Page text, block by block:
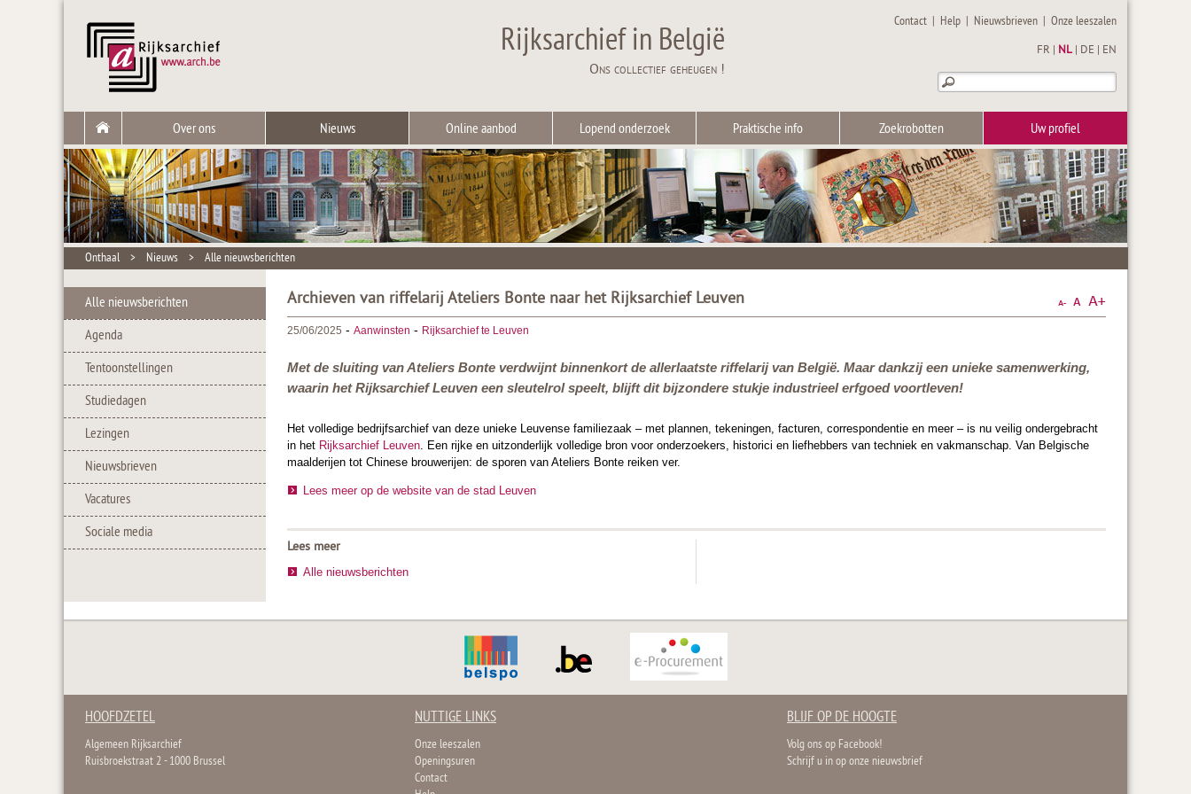
Rijksarchief in België
Ons collectief geheugen !
Contact | Help | Nieuwsbrieven |Onze leeszalen
FR NL DE EN
Over ons Nieuws Online aanbod Lopend onderzoek Praktische info Zoekrobotten Uw profiel
Onthaal > Nieuws > Alle nieuwsberichten
Alle nieuwsberichten
Agenda
Tentoonstellingen
Studiedagen
Lezingen
Nieuwsbrieven
Vacatures
Sociale media
Archieven van riffelarij Ateliers Bonte naar het Rijksarchief Leuven
25/06/2025 - Aanwinsten - Rijksarchief te Leuven
Met de sluiting van Ateliers Bonte verdwijnt binnenkort de allerlaatste riffelarij van België. Maar dankzij een unieke samenwerking,
waarin het Rijksarchief Leuven een sleutelrol speelt, blijft dit bijzondere stukje industrieel erfgoed voortleven!
Het volledige bedrijfsarchief van deze unieke Leuvense familiezaak – met plannen, tekeningen, facturen, correspondentie en meer – is nu veilig ondergebracht
in het Rijksarchief Leuven. Een rijke en uitzonderlijk volledige bron voor onderzoekers, historici en liefhebbers van techniek en vakmanschap. Van Belgische
maalderijen tot Chinese brouwerijen: de sporen van Ateliers Bonte reiken ver.
Lees meer op de website van de stad Leuven
Lees meer
Alle nieuwsberichten
HOOFDZETEL
Algemeen Rijksarchief
Ruisbroekstraat 2 - 1000 Brussel
NUTTIGE LINKS
Onze leeszalen
Openingsuren
Contact
BLIJF OP DE HOOGTE
Volg ons op Facebook!
Schrijf u in op onze nieuwsbrief